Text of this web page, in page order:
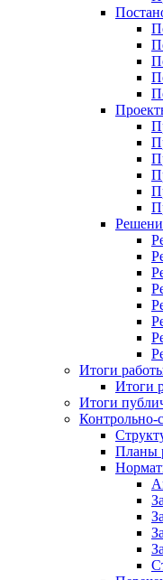
Итоги
Итоги
Итоги
Контрольно-
Планы